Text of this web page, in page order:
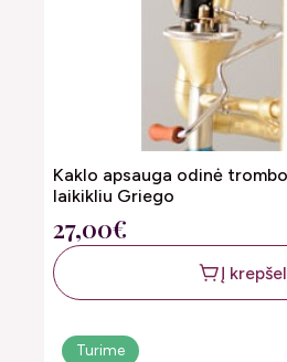
Kaklo apsauga odinė
laikikliu Griego
27,00€
Į
Turime